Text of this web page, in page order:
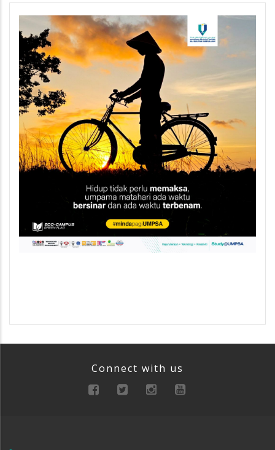
Connect with us